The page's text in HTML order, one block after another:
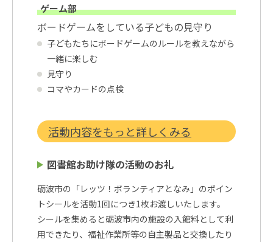
ゲーム部
ボードゲームをしている子どもの見守り
子どもたちにボードゲームのルールを教えながら
一緒に楽しむ
見守り
コマやカードの点検
活動内容をもっと詳しくみる
図書館お助け隊の活動のお礼
砺波市の「レッツ！ボランティアとなみ」のポイン
トシールを活動1回につき1枚お渡しいたします。
シールを集めると砺波市内の施設の入館料として利
用できたり、福祉作業所等の自主製品と交換したり